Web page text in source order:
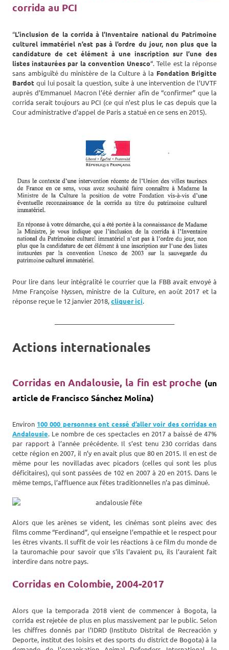
corrida au PCI
“L’inclusion de la corrida à l’Inventaire national du Patrimoine
culturel immatériel n’est pas à l’ordre du jour, non plus que la
candidature de cet élément à une inscription sur l’une des
listes instaurées par la convention Unesco“. Telle est la réponse
sans ambiguïté du ministère de la Culture à la Fondation Brigitte
Bardot qui lui posait la question, suite à une intervention de l’UVTF
auprès d’Emmanuel Macron l’été dernier afin de “confirmer” que la
corrida serait toujours au PCI (ce qui n’est plus le cas depuis que la
Cour administrative d’appel de Paris a statué en ce sens en 2015).
Pour lire dans leur intégralité le courrier que la FBB avait envoyé à
Mme Françoise Nyssen, ministre de la Culture, en août 2017 et la
réponse reçue le 12 janvier 2018,cliquer ici.
Actions internationales
Corridas en Andalousie, la fin est proche (un
article de Francisco Sánchez Molina)
Environ 100 000 personnes ont cessé d’aller voir des corridas en
Andalousie. Le nombre de ces spectacles en 2017 a baissé de 47%
par rapport à l’année précédente. Il s’est tenu 230 corridas dans
cette région en 2007, il n’y en avait plus que 80 en 2015. Il en est de
même pour les novilladas avec picadors (celles qui sont les plus
déficitaires), qui sont passées de 102 en 2007 à 20 en 2015. Dans le
même temps, l’affluence aux fêtes traditionnelles n’a pas diminué.
Alors que les arènes se vident, les cinémas sont pleins avec des
films comme “Ferdinand”, qui enseigne l’empathie et le respect pour
les êtres vivants. Il suffit de voir les réactions à ce film du monde de
la tauromachie pour savoir que s’ils l’avaient pu, ils l’auraient fait
interdire dans notre pays.
Corridas en Colombie, 2004-2017
Alors que la temporada 2018 vient de commencer à Bogota, la
corrida est rejetée de plus en plus massivement par le public. Selon
les chiffres donnés par l’IDRD (Instituto Distrital de Recreación y
Deporte, institut des loisirs et des sports du district de Bogota) à la